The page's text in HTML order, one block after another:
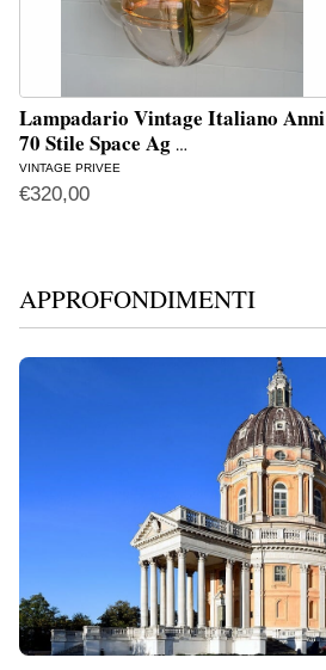
Lampadario Vintage Italiano Anni
70 Stile Space Ag …
VINTAGE PRIVEE
€320,00
APPROFONDIMENTI